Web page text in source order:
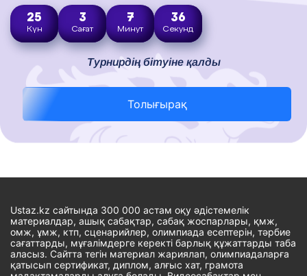
25
Күн
3
Сағат
7
Минут
35
Секунд
Турнирдің бітуіне қалды
Толығырақ
Ustaz.kz сайтында 300 000 астам оқу әдістемелік
материалдар, ашық сабақтар, сабақ жоспарлары, қмж,
омж, ұмж, ктп, сценарийлер, олимпиада есептерін, тәрбие
сағаттарды, мұғалімдерге керекті барлық құжаттарды таба
аласыз. Сайтта тегін материал жариялап, олимпиадаларға
қатысып сертификат, диплом, алғыс хат, грамота